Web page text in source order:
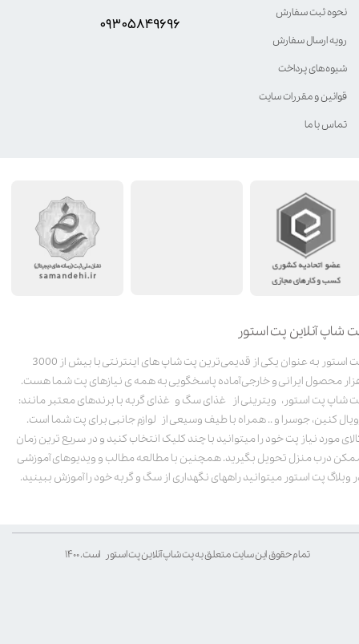
شاپ آنلاین پت استور
پت استور به عنوان یکی از قدیمی‌ترین پت شاپ های اینترنتی با بیش از 3000
محصول ایرانی و خارجی آماده پاسخگویی به همه ی نیازهای پت شما هست.
شاپ پت استور، ویترینی از غذای سگ و غذای گربه با برندهای معتبر مانند:
کنین، جوسرا و .. همراه با طیف وسیعی از لوازم جانبی برای پت شما است.
مورد نیاز پت خود را میتوانید با چند کلیک انتخاب کنید و در سریع ترین زمان
درب منزل تحویل بگیرید. همچنین با مطالعه مطالب و ویدیوهای آموزشی
وبلاگ پت استور میتوانید راههای نگهداری از سگ و گربه خود را آموزش ببینید.
تمام حقوق این سایت متعلق به پت شاپ آنلاین پت استور است. ۱۴۰۰
نحوه ثبت سفارش
رویه ارسال سفارش
شیوه‌های پرداخت
قوانین و مقررات سایت
تماس با ما
۰۹۳۰۵8۴9696